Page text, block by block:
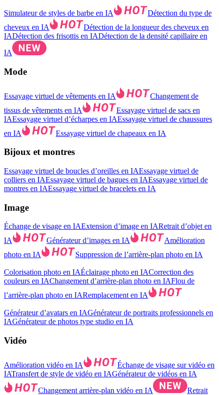
Simulateur de styles de barbe en IA
Détection du type de
cheveux en IA
Détection de la longueur des cheveux en
IADétection des frisottis en IADétection de la densité capillaire en
IA
Mode
Essayage virtuel de vêtements en IA
Changement de
tissus de vêtements en IA
Essayage virtuel de sacs en
IAEssayage virtuel d’écharpes en IAEssayage virtuel de chaussures
en IA
Essayage virtuel de chapeaux en IA
Bijoux et montres
Essayage virtuel de boucles d’oreilles en IAEssayage virtuel de
colliers en IAEssayage virtuel de bagues en IAEssayage virtuel de
montres en IAEssayage virtuel de bracelets en IA
Image
Échange de visage en IAExtension d’image en IARetrait d’objet en
IA
Générateur d’images en IA
Amélioration
photo en IA
Suppression de l’arrière-plan photo en IA
Colorisation photo en IAÉclairage photo en IACorrection des
couleurs en IAChangement d’arrière-plan photo en IAFlou de
l’arrière-plan photo en IARemplacement en IA
Générateur d’avatars en IAGénérateur de portraits professionnels en
IAGénérateur de photos type studio en IA
Vidéo
Amélioration vidéo en IA
Échange de visage sur vidéo en
IATransfert de style de vidéo en IAGénérateur de vidéos en IA
Changement arrière-plan vidéo en IA
Retrait